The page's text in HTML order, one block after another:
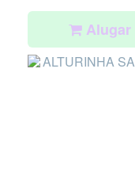
Alugar